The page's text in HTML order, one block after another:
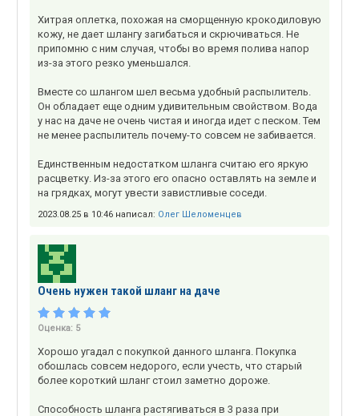
Хитрая оплетка, похожая на сморщенную крокодиловую
кожу, не дает шлангу загибаться и скрючиваться. Не
припомню с ним случая, чтобы во время полива напор
из-за этого резко уменьшался.
Вместе со шлангом шел весьма удобный распылитель.
Он обладает еще одним удивительным свойством. Вода
у нас на даче не очень чистая и иногда идет с песком. Тем
не менее распылитель почему-то совсем не забивается.
Единственным недостатком шланга считаю его яркую
расцветку. Из-за этого его опасно оставлять на земле и
на грядках, могут увести завистливые соседи.
2023.08.25 в 10:46 написал: Олег Шеломенцев
Очень нужен такой шланг на даче
Оценка: 5
Хорошо угадал с покупкой данного шланга. Покупка
обошлась совсем недорого, если учесть, что старый
более короткий шланг стоил заметно дороже.
Способность шланга растягиваться в 3 раза при